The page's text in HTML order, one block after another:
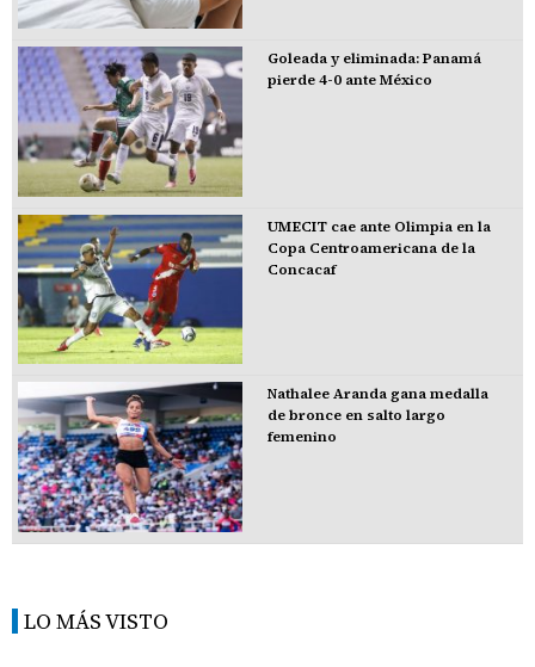
Goleada y eliminada: Panamá
pierde 4-0 ante México
UMECIT cae ante Olimpia en la
Copa Centroamericana de la
Concacaf
Nathalee Aranda gana medalla
de bronce en salto largo
femenino
LO MÁS VISTO